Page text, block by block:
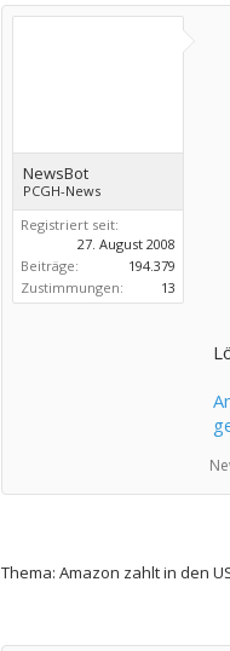
NewsBot
PCGH-News
Registriert seit:
27. August 2008
Beiträge:
194.379
Zustimmungen:
13
Thema: Amazon zahlt in den